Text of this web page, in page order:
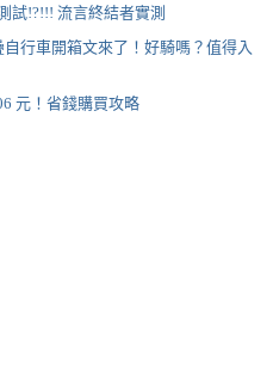
試!?!!! 流言終結者實測
行車開箱文來了！好騎嗎？值得入
元！省錢購買攻略